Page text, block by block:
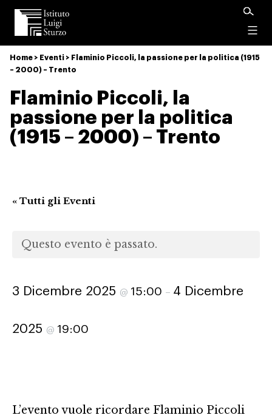
Istituto
Luigi
Sturzo
Home > Eventi > Flaminio Piccoli, la passione per la politica (1915
– 2000) – Trento
Flaminio Piccoli, la
passione per la politica
(1915 – 2000) – Trento
« Tutti gli Eventi
Questo evento è passato.
3 Dicembre 2025 @ 15:00 – 4 Dicembre
2025 @ 19:00
L’evento vuole ricordare Flaminio Piccoli